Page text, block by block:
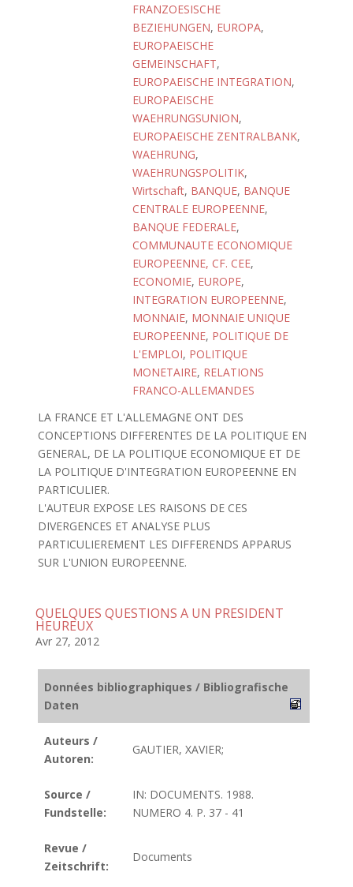
FRANZOESISCHE
BEZIEHUNGEN, EUROPA,
EUROPAEISCHE
GEMEINSCHAFT,
EUROPAEISCHE INTEGRATION,
EUROPAEISCHE
WAEHRUNGSUNION,
EUROPAEISCHE ZENTRALBANK,
WAEHRUNG,
WAEHRUNGSPOLITIK,
Wirtschaft, BANQUE, BANQUE
CENTRALE EUROPEENNE,
BANQUE FEDERALE,
COMMUNAUTE ECONOMIQUE
EUROPEENNE, CF. CEE,
ECONOMIE, EUROPE,
INTEGRATION EUROPEENNE,
MONNAIE, MONNAIE UNIQUE
EUROPEENNE, POLITIQUE DE
L'EMPLOI, POLITIQUE
MONETAIRE, RELATIONS
FRANCO-ALLEMANDES
LA FRANCE ET L'ALLEMAGNE ONT DES
CONCEPTIONS DIFFERENTES DE LA POLITIQUE EN
GENERAL, DE LA POLITIQUE ECONOMIQUE ET DE
LA POLITIQUE D'INTEGRATION EUROPEENNE EN
PARTICULIER.
L'AUTEUR EXPOSE LES RAISONS DE CES
DIVERGENCES ET ANALYSE PLUS
PARTICULIEREMENT LES DIFFERENDS APPARUS
SUR L'UNION EUROPEENNE.
QUELQUES QUESTIONS A UN PRESIDENT
HEUREUX
Avr 27, 2012
Données bibliographiques / Bibliografische
Daten
Auteurs /
Autoren:
GAUTIER, XAVIER;
Source /
Fundstelle:
IN: DOCUMENTS. 1988.
NUMERO 4. P. 37 - 41
Revue /
Zeitschrift:
Documents